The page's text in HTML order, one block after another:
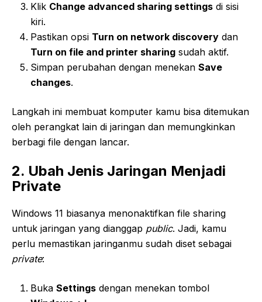
Klik Change advanced sharing settings di sisi
kiri.
Pastikan opsi Turn on network discovery dan
Turn on file and printer sharing sudah aktif.
Simpan perubahan dengan menekan Save
changes.
Langkah ini membuat komputer kamu bisa ditemukan
oleh perangkat lain di jaringan dan memungkinkan
berbagi file dengan lancar.
2. Ubah Jenis Jaringan Menjadi
Private
Windows 11 biasanya menonaktifkan file sharing
untuk jaringan yang dianggap public. Jadi, kamu
perlu memastikan jaringanmu sudah diset sebagai
private:
Buka Settings dengan menekan tombol